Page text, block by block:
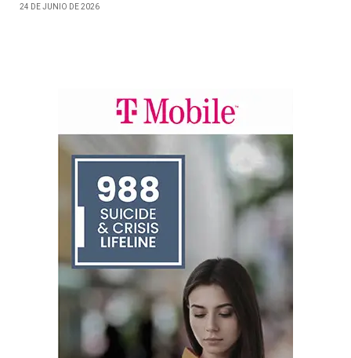
24 DE JUNIO DE 2026